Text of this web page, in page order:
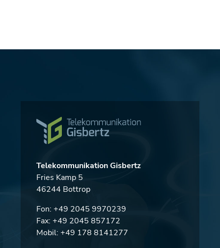
Telekommunikation Gisbertz
Fries Kamp 5
46244 Bottrop
Fon: +49 2045 9970239
Fax: +49 2045 857172
Mobil: +49 178 8141277